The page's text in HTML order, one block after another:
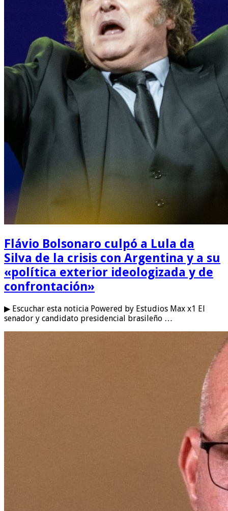
Flávio Bolsonaro culpó a Lula da
Silva de la crisis con Argentina y a su
«política exterior ideologizada y de
confrontación»
▶ Escuchar esta noticia Powered by Estudios Max x1 El
senador y candidato presidencial brasileño …